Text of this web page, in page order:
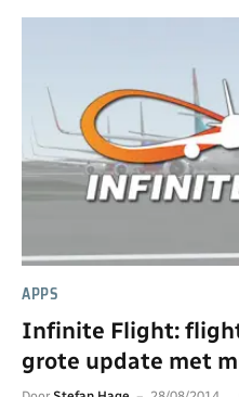
APPS
Infinite Flight:
grote update met